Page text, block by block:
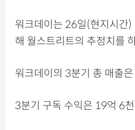
워크데이는 26일(현지시간)
해 월스트리트의 추정치를
워크데이의 3분기 총 매출
3분기 구독 수익은 19억 6